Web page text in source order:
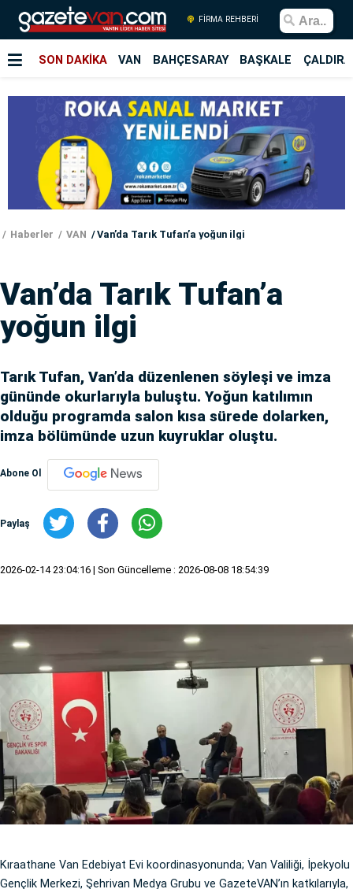
FİRMA REHBERİ
SON DAKİKA VAN BAHÇESARAY BAŞKALE
Haberler VAN Van’da Tarık Tufan’a yoğun ilgi
Van’da Tarık Tufan’a
yoğun ilgi
Tarık Tufan, Van’da düzenlenen söyleşi ve imza
gününde okurlarıyla buluştu. Yoğun katılımın
olduğu programda salon kısa sürede dolarken,
imza bölümünde uzun kuyruklar oluştu.
Abone Ol
Paylaş
2026-02-14 23:04:16 | Son Güncelleme : 2026-08-08 18:54:39
Kıraathane Van Edebiyat Evi koordinasyonunda; Van Valiliği, İpekyolu
Gençlik Merkezi, Şehrivan Medya Grubu ve GazeteVAN’ın katkılarıyla,